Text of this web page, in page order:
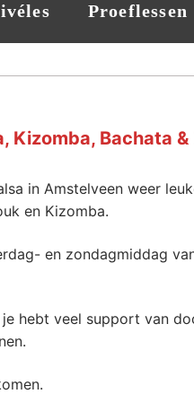
Proeflessen
Kizomba, Bachata &
in Amstelveen weer
en Kizomba.
en zondagmiddag
hebt veel support van